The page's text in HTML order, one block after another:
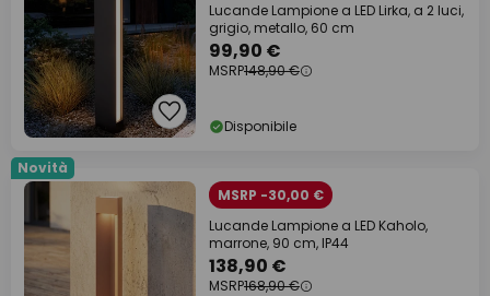
Lucande Lampione a LED Lirka, a 2 luci,
grigio, metallo, 60 cm
99,90 €
MSRP148,90 €
Disponibile
Novità
MSRP -30,00 €
Lucande Lampione a LED Kaholo,
marrone, 90 cm, IP44
138,90 €
MSRP168,90 €